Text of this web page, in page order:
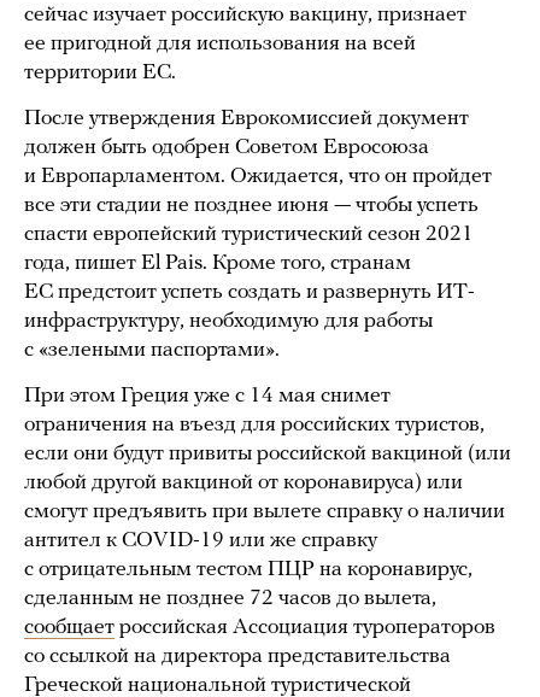
сейчас изучает российскую вакцину, признает
ее пригодной для использования на всей
территории ЕС.
После утверждения Еврокомиссией документ
должен быть одобрен Советом Евросоюза
и Европарламентом. Ожидается, что он пройдет
все эти стадии не позднее июня — чтобы успеть
спасти европейский туристический сезон 2021
года, пишет El Pais. Кроме того, странам
ЕС предстоит успеть создать и развернуть ИТ-
инфраструктуру, необходимую для работы
с «зелеными паспортами».
При этом Греция уже с 14 мая снимет
ограничения на въезд для российских туристов,
если они будут привиты российской вакциной (или
любой другой вакциной от коронавируса) или
смогут предъявить при вылете справку о наличии
антител к COVID-19 или же справку
с отрицательным тестом ПЦР на коронавирус,
сделанным не позднее 72 часов до вылета,
сообщает российская Ассоциация туроператоров
со ссылкой на директора представительства
Греческой национальной туристической